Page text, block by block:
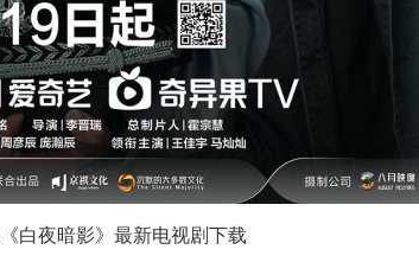
白夜暗影》最新电视剧下载